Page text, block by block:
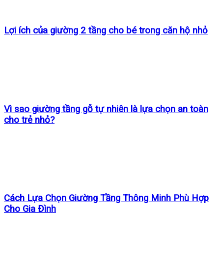
Lợi ích của giường 2 tầng cho bé trong căn hộ nhỏ
Vì sao giường tầng gỗ tự nhiên là lựa chọn an toàn
cho trẻ nhỏ?
Cách Lựa Chọn Giường Tầng Thông Minh Phù Hợp
Cho Gia Đình